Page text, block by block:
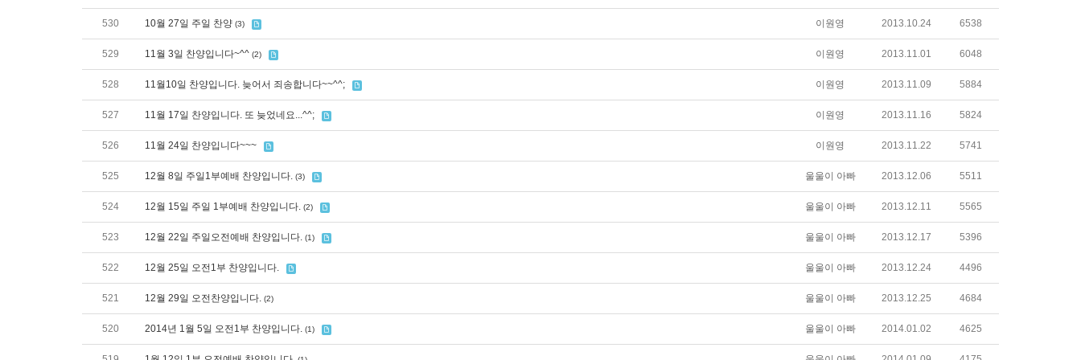
530 10월 27일 주일 찬양 (3) 이원영 2013.10.24 6538
529 11월 3일 찬양입니다~^^ (2) 이원영 2013.11.01 6048
528 11월10일 찬양입니다. 늦어서 죄송합니다~~^^; 이원영 2013.11.09 5884
527 11월 17일 찬양입니다. 또 늦었네요...^^; 이원영 2013.11.16 5824
526 11월 24일 찬양입니다~~~ 이원영 2013.11.22 5741
525 12월 8일 주일1부예배 찬양입니다. (3) 울울이 아빠 2013.12.06 5511
524 12월 15일 주일 1부예배 찬양입니다. (2) 울울이 아빠 2013.12.11 5565
523 12월 22일 주일오전예배 찬양입니다. (1) 울울이 아빠 2013.12.17 5396
522 12월 25일 오전1부 찬양입니다. 울울이 아빠 2013.12.24 4496
521 12월 29일 오전찬양입니다. (2) 울울이 아빠 2013.12.25 4684
520 2014년 1월 5일 오전1부 찬양입니다. (1) 울울이 아빠 2014.01.02 4625